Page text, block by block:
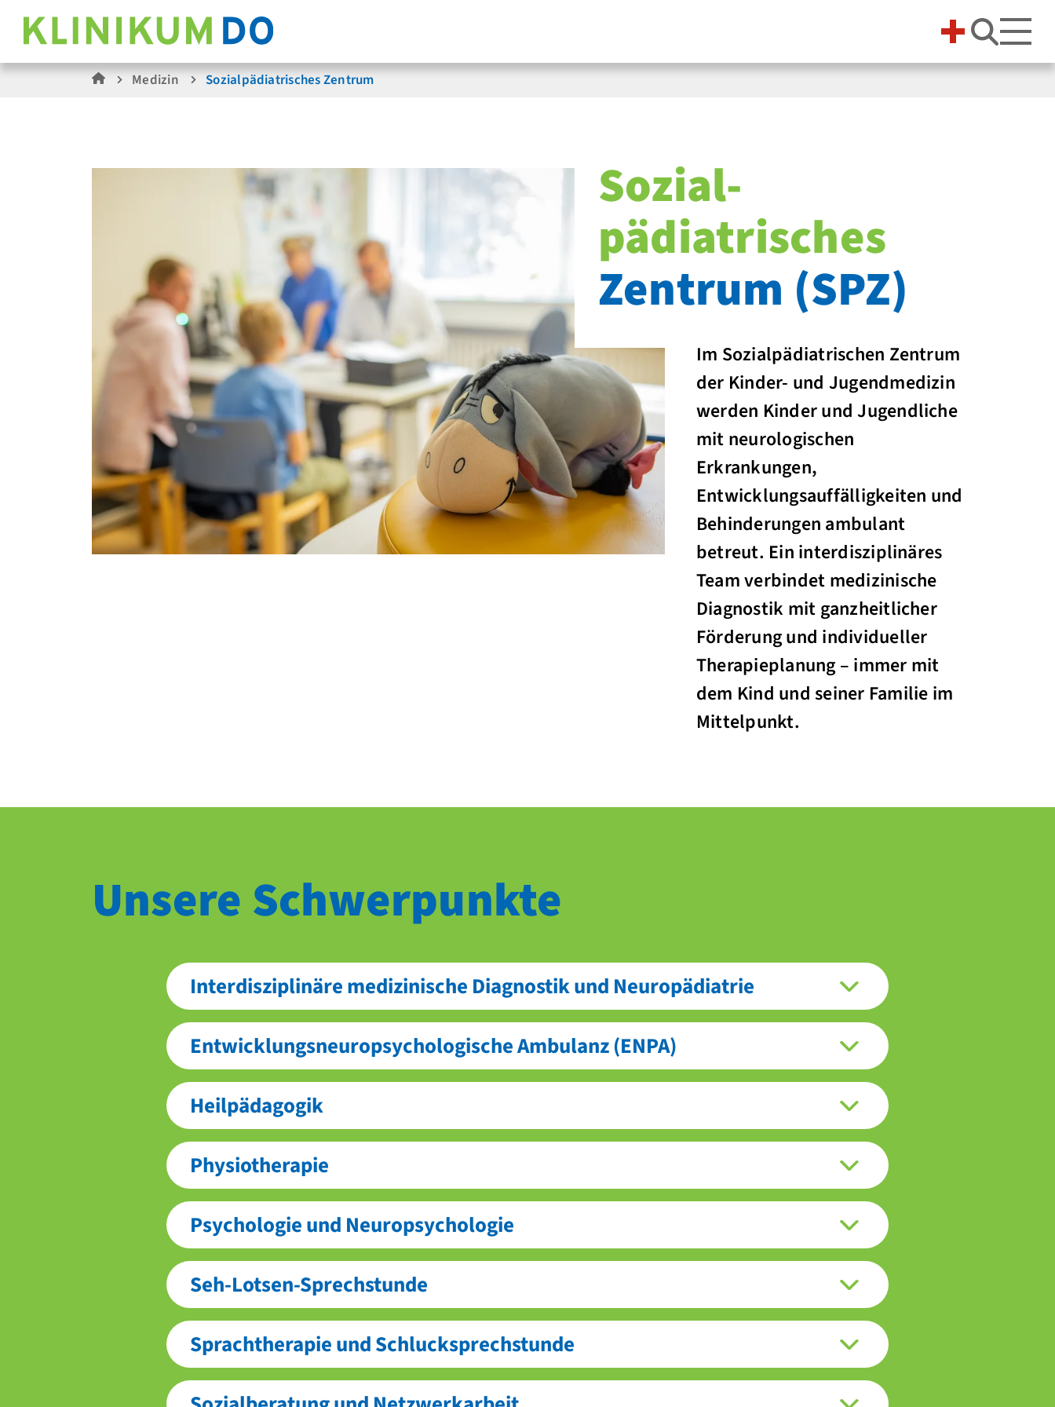
Suche
Medizin Sozial­pädiatrisches Zentrum
Sozial­
pädiatrisches
Zentrum (SPZ)
Im Sozialpädiatrischen Zentrum
der Kinder- und Jugendmedizin
werden Kinder und Jugendliche
mit neurologischen
Erkrankungen,
Entwicklungsauffälligkeiten und
Behinderungen ambulant
betreut. Ein interdisziplinäres
Team verbindet medizinische
Diagnostik mit ganzheitlicher
Förderung und individueller
Therapieplanung – immer mit
dem Kind und seiner Familie im
Mittelpunkt.
Unsere Schwerpunkte
Interdisziplinäre medizinische Diagnostik und Neuropädiatrie
Entwicklungs­neuro­psychologische Ambulanz (ENPA)
Heilpädagogik
Physiotherapie
Psychologie und Neuropsychologie
Seh-Lotsen-Sprechstunde
Sprachtherapie und Schlucksprechstunde